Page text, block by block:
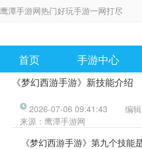
鹰潭手游网热门好玩手游一网打尽
首页 手游中心
《梦幻西游手游》新技能介绍
2026-07-06 09:41:43 编辑
来源： 鹰潭手游网
《梦幻西游手游》第九个技能